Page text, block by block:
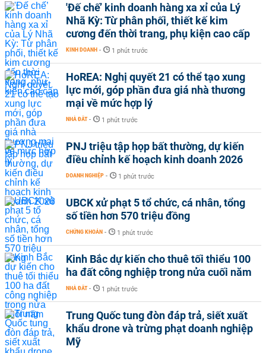
'Đế chế’ kinh doanh hàng xa xỉ của Lý
Nhã Kỳ: Từ phân phối, thiết kế kim
cương đến thời trang, phụ kiện cao cấp
KINH DOANH - 1 phút trước
HoREA: Nghị quyết 21 có thể tạo xung
lực mới, góp phần đưa giá nhà thương
mại về mức hợp lý
NHÀ ĐẤT - 1 phút trước
PNJ triệu tập họp bất thường, dự kiến
điều chỉnh kế hoạch kinh doanh 2026
DOANH NGHIỆP - 1 phút trước
UBCK xử phạt 5 tổ chức, cá nhân, tổng
số tiền hơn 570 triệu đồng
CHỨNG KHOÁN - 1 phút trước
Kinh Bắc dự kiến cho thuê tối thiểu 100
ha đất công nghiệp trong nửa cuối năm
NHÀ ĐẤT - 1 phút trước
Trung Quốc tung đòn đáp trả, siết xuất
khẩu drone và trừng phạt doanh nghiệp
Mỹ